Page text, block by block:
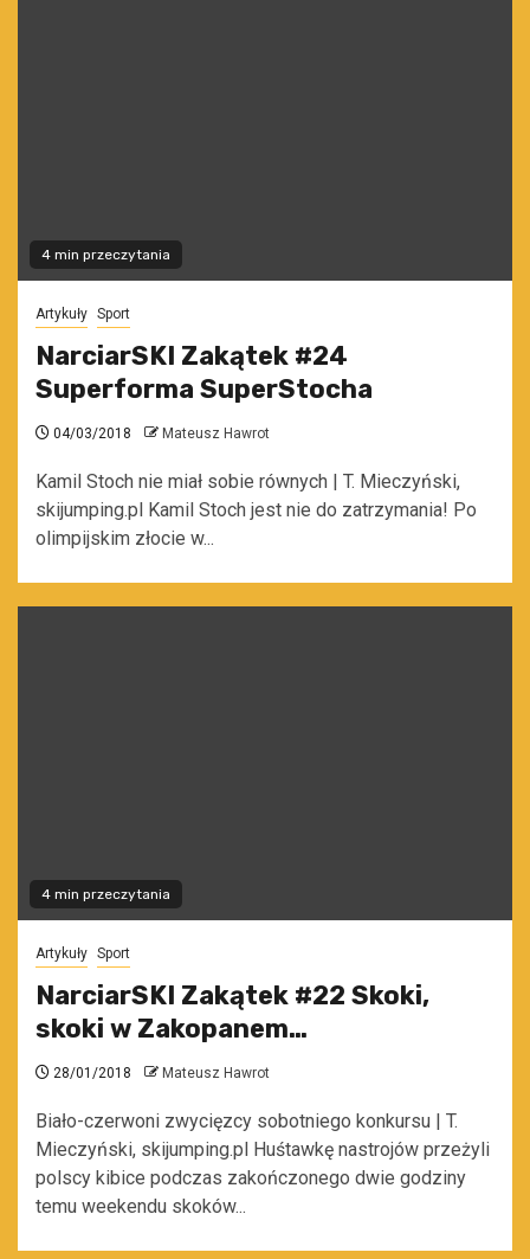
4 min przeczytania
Artykuły Sport
NarciarSKI Zakątek #24
Superforma SuperStocha
04/03/2018 Mateusz Hawrot
Kamil Stoch nie miał sobie równych | T. Mieczyński,
skijumping.pl Kamil Stoch jest nie do zatrzymania! Po
olimpijskim złocie w...
4 min przeczytania
Artykuły Sport
NarciarSKI Zakątek #22 Skoki,
skoki w Zakopanem…
28/01/2018 Mateusz Hawrot
Biało-czerwoni zwycięzcy sobotniego konkursu | T.
Mieczyński, skijumping.pl Huśtawkę nastrojów przeżyli
polscy kibice podczas zakończonego dwie godziny
temu weekendu skoków...